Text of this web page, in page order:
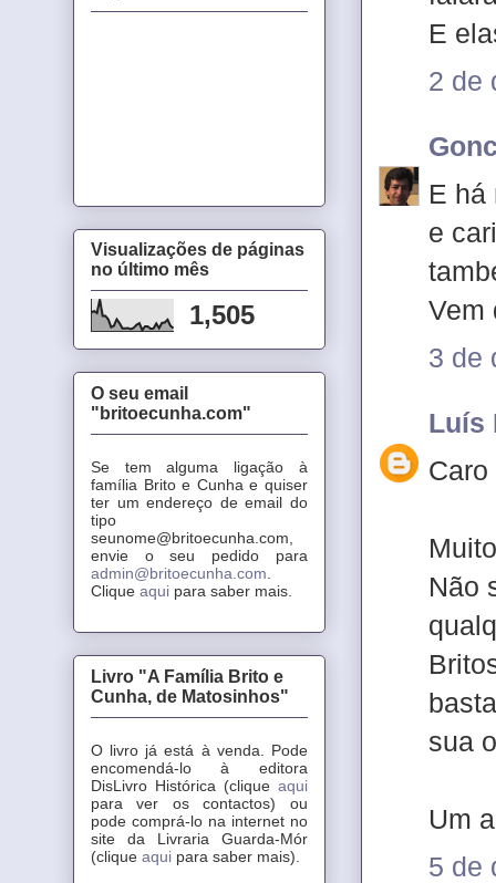
E
2 de
E há
e
Vem
3 de
Luís
Não
sua
Um
5 de
Visualizações de páginas
no último mês
1,505
O seu email
"britoecunha.com"
Se tem alguma ligação à
família Brito e Cunha e quiser
ter um endereço de email do
tipo
seunome@britoecunha.com,
envie o seu pedido para
admin@britoecunha.com
Clique aqui para saber mais.
Livro "A Família Brito e
Cunha, de Matosinhos"
O livro já está à venda. Pode
encomendá-lo à editora
DisLivro Histórica (clique aqui
para ver os contactos) ou
pode comprá-lo na internet no
site da Livraria Guarda-Mór
(clique aqui para saber mais).